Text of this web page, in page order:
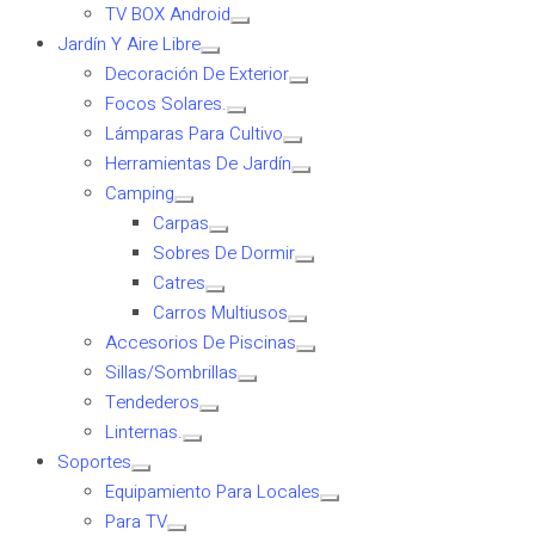
TV BOX Android
Jardín Y Aire Libre
Decoración De Exterior
Focos Solares.
Lámparas Para Cultivo
Herramientas De Jardín
Camping
Carpas
Sobres De Dormir
Catres
Carros Multiusos
Accesorios De Piscinas
Sillas/Sombrillas
Tendederos
Linternas.
Soportes
Equipamiento Para Locales
Para TV